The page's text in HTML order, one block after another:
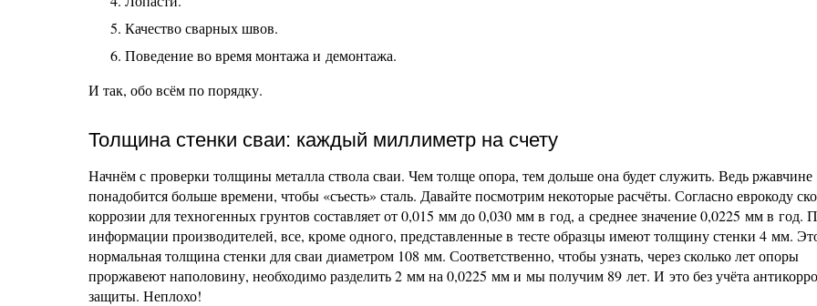
Качество сварных швов.
Поведение во время монтажа и демонтажа.
И так, обо всём по порядку.
Толщина стенки сваи: каждый миллиметр на счету
Начнём с проверки толщины металла ствола сваи. Чем толще опора, тем дольше она будет служить. Ведь ржавчине
понадобится больше времени, чтобы «съесть» сталь. Давайте посмотрим некоторые расчёты. Согласно еврокоду
коррозии для техногенных грунтов составляет от 0,015 мм до 0,030 мм в год, а среднее значение 0,0225 мм в год.
информации производителей, все, кроме одного, представленные в тесте образцы имеют толщину стенки 4 мм.
нормальная толщина стенки для сваи диаметром 108 мм. Соответственно, чтобы узнать, через сколько лет опоры
проржавеют наполовину, необходимо разделить 2 мм на 0,0225 мм и мы получим 89 лет. И это без учёта
защиты. Неплохо!